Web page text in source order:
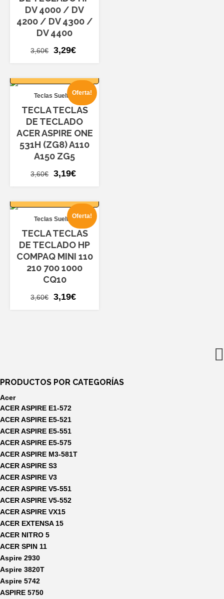
DV 4000 / DV
4200 / DV 4300 /
DV 4400
3,60€
El
era:
3,60€.
3,29€
3,29€.
Oferta!
Teclas Sueltas
TECLA TECLAS
DE TECLADO
ACER ASPIRE ONE
531H (ZG8) A110
A150 ZG5
3,60€
El
era:
3,60€.
3,19€
3,19€.
Oferta!
Teclas Sueltas
TECLA TECLAS
DE TECLADO HP
COMPAQ MINI 110
210 700 1000
CQ10
3,60€
El
3,19€
PRODUCTOS POR CATEGORÍAS
Acer
ACER ASPIRE E1-572
ACER ASPIRE E5-521
ACER ASPIRE E5-551
ACER ASPIRE E5-575
ACER ASPIRE M3-581T
ACER ASPIRE S3
ACER ASPIRE V3
ACER ASPIRE V5-551
ACER ASPIRE V5-552
ACER ASPIRE VX15
ACER EXTENSA 15
ACER NITRO 5
ACER SPIN 11
Aspire 2930
Aspire 3820T
Aspire 5742
ASPIRE 5750